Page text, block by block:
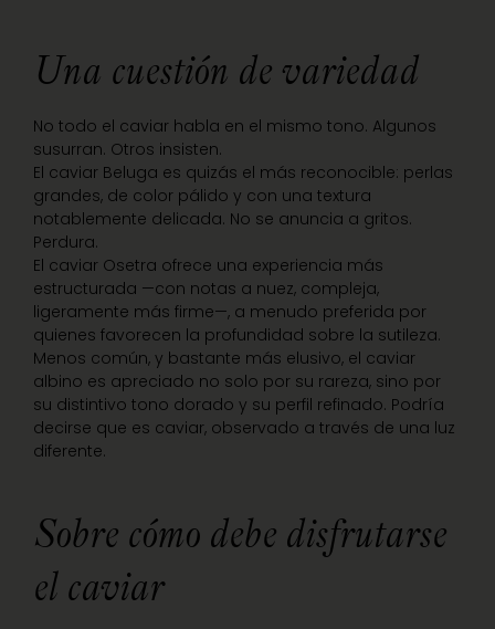
Una cuestión de variedad
No todo el caviar habla en el mismo tono. Algunos
susurran. Otros insisten.
El caviar Beluga es quizás el más reconocible: perlas
grandes, de color pálido y con una textura
notablemente delicada. No se anuncia a gritos.
Perdura.
El caviar Osetra ofrece una experiencia más
estructurada —con notas a nuez, compleja,
ligeramente más firme—, a menudo preferida por
quienes favorecen la profundidad sobre la sutileza.
Menos común, y bastante más elusivo, el caviar
albino es apreciado no solo por su rareza, sino por
su distintivo tono dorado y su perfil refinado. Podría
decirse que es caviar, observado a través de una luz
diferente.
Sobre cómo debe disfrutarse
el caviar